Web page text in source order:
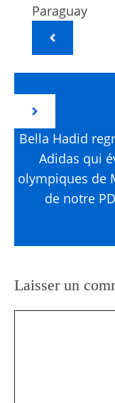
Paraguay
Bella Hadid
Adidas qui
olympiques de
de notre
Laisser un